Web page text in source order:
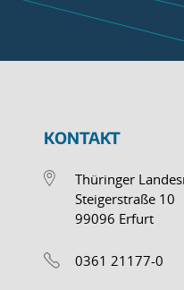
KONTAKT
Thüringer
Steigerstraße 10
99096 Erfurt
0361 21177-0